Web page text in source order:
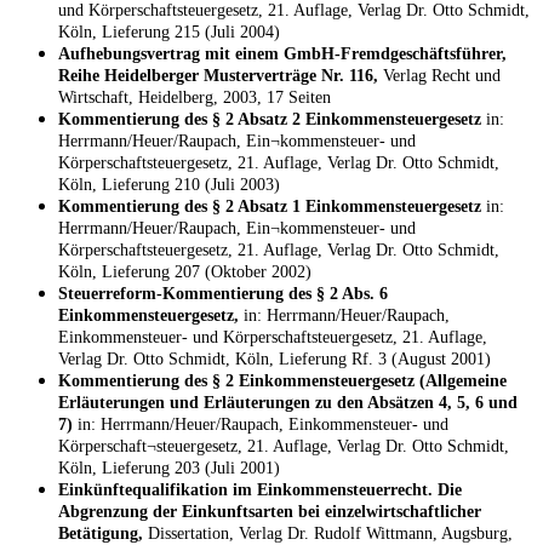
und Körperschaftsteuergesetz, 21. Auflage, Verlag Dr. Otto Schmidt,
Köln, Lieferung 215 (Juli 2004)
Aufhebungsvertrag mit einem GmbH-Fremdgeschäftsführer,
Reihe Heidelberger Musterverträge Nr. 116, Verlag Recht und
Wirtschaft, Heidelberg, 2003, 17 Seiten
Kommentierung des § 2 Absatz 2 Einkommensteuergesetz in:
Herrmann/Heuer/Raupach, Ein¬kommensteuer- und
Körperschaftsteuergesetz, 21. Auflage, Verlag Dr. Otto Schmidt,
Köln, Lieferung 210 (Juli 2003)
Kommentierung des § 2 Absatz 1 Einkommensteuergesetz in:
Herrmann/Heuer/Raupach, Ein¬kommensteuer- und
Körperschaftsteuergesetz, 21. Auflage, Verlag Dr. Otto Schmidt,
Köln, Lieferung 207 (Oktober 2002)
Steuerreform-Kommentierung des § 2 Abs. 6
Einkommensteuergesetz, in: Herrmann/Heuer/Raupach,
Einkommensteuer- und Körperschaftsteuergesetz, 21. Auflage,
Verlag Dr. Otto Schmidt, Köln, Lieferung Rf. 3 (August 2001)
Kommentierung des § 2 Einkommensteuergesetz (Allgemeine
Erläuterungen und Erläuterungen zu den Absätzen 4, 5, 6 und
7) in: Herrmann/Heuer/Raupach, Einkommensteuer- und
Körperschaft¬steuergesetz, 21. Auflage, Verlag Dr. Otto Schmidt,
Köln, Lieferung 203 (Juli 2001)
Einkünftequalifikation im Einkommensteuerrecht. Die
Abgrenzung der Einkunftsarten bei einzelwirtschaftlicher
Betätigung, Dissertation, Verlag Dr. Rudolf Wittmann, Augsburg,